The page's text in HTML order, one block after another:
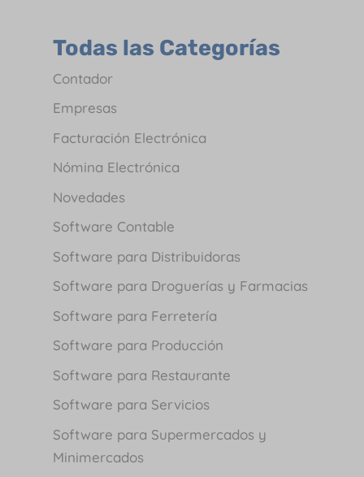
Todas las Categorías
Contador
Empresas
Facturación Electrónica
Nómina Electrónica
Novedades
Software Contable
Software para Distribuidoras
Software para Droguerías y Farmacias
Software para Ferretería
Software para Producción
Software para Restaurante
Software para Servicios
Software para Supermercados y
Minimercados